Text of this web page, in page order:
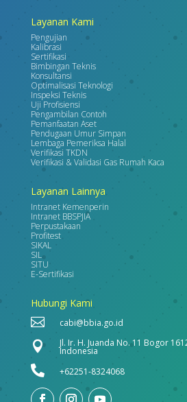
Layanan Kami
Pengujian
Kalibrasi
Sertifikasi
Bimbingan Teknis
Konsultansi
Optimalisasi Teknologi
Inspeksi Teknis
Uji Profisiensi
Pengambilan Contoh
Pemanfaatan Aset
Pendugaan Umur Simpan
Lembaga Pemeriksa Halal
Verifikasi TKDN
Verifikasi & Validasi Gas Rumah Kaca
Layanan Lainnya
Intranet Kemenperin
Intranet BBSPJIA
Perpustakaan
Profitest
SIKAL
SIL
SITU
E-Sertifikasi
Hubungi Kami
 cabi@bbia.go.id
 Jl. Ir. H. Juanda No. 11 Bogor
Indonesia
 +62251-8324068